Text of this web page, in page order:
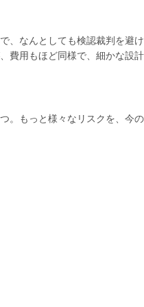
、なんとしても検認裁判を避
費用もほど同様で、細かな設
。もっと様々なリスクを、今